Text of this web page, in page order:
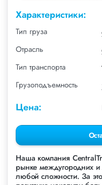
Характеристики:
Тип груза
Отрасль
Тип транспорта
Грузоподъемность
Цена:
Наша компания
рынке междугородних
любой сложности. За